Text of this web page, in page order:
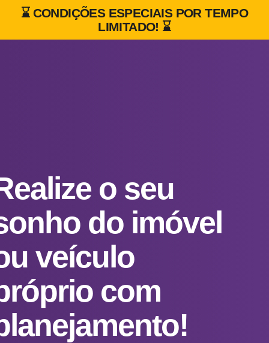
⌛ CONDIÇÕES ESPECIAIS POR TEMPO
LIMITADO! ⌛
o seu
do imóvel
veículo
com